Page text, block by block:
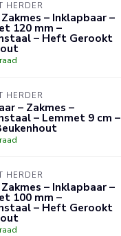
HERDER
Zakmes – Inklapbaar –
120 mm –
– Heft Gerookt
HERDER
– Zakmes –
– Lemmet 9 cm –
HERDER
Zakmes – Inklapbaar –
100 mm –
– Heft Gerookt